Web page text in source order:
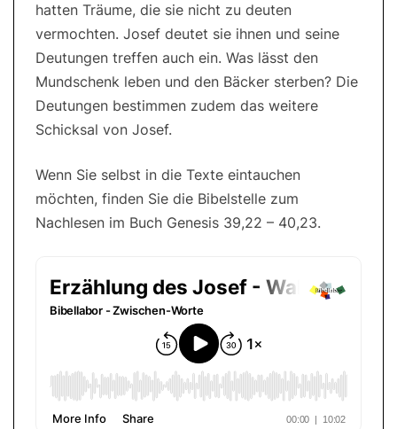
hatten Träume, die sie nicht zu deuten
vermochten. Josef deutet sie ihnen und seine
Deutungen treffen auch ein. Was lässt den
Mundschenk leben und den Bäcker sterben? Die
Deutungen bestimmen zudem das weitere
Schicksal von Josef.
Wenn Sie selbst in die Texte eintauchen
möchten, finden Sie die Bibelstelle zum
Nachlesen im Buch Genesis 39,22 – 40,23.